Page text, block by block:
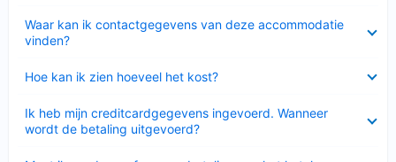
Waar kan ik contactgegevens van deze accommodatie
vinden?
Hoe kan ik zien hoeveel het kost?
Ik heb mijn creditcardgegevens ingevoerd. Wanneer
wordt de betaling uitgevoerd?